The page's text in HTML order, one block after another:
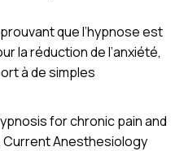
que l’hypnose est
la réduction de l’anxiété,
à de simples
for chronic pain and
Current Anesthesiology